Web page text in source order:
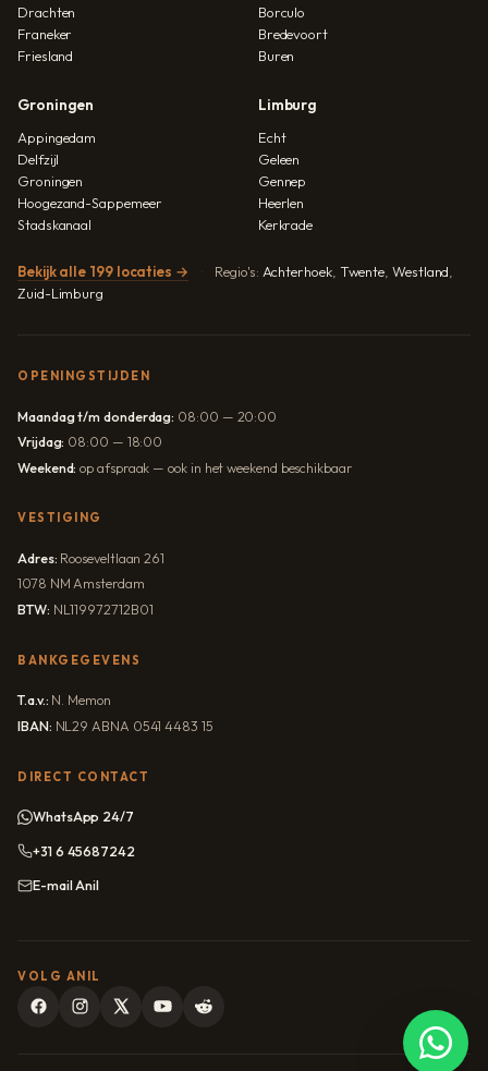
Drachten
Franeker
Friesland
Borculo
Bredevoort
Buren
Groningen
Appingedam
Delfzijl
Groningen
Hoogezand-Sappemeer
Stadskanaal
Limburg
Echt
Geleen
Gennep
Heerlen
Kerkrade
Bekijk alle 199 locaties → Regio's: Achterhoek, Twente Westland
Zuid-Limburg
OPENINGSTIJDEN
Maandag t/m donderdag: 08:00 — 20:00
Vrijdag: 08:00 — 18:00
Weekend: op afspraak — ook in het weekend beschikbaar
VESTIGING
Adres: Rooseveltlaan 261
1078 NM Amsterdam
BTW: NL119972712B01
BANKGEGEVENS
T.a.v.: N. Memon
IBAN: NL29 ABNA 0541 4483 15
DIRECT CONTACT
WhatsApp 24/7
+31 6 45687242
E-mail Anil
VOLG ANIL